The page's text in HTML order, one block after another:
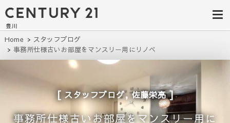
豊田市の中古
住宅・土地・
リノベ物件探
し｜センチュ
リー21豊川
建て・土地探しはセンチュリー21豊
川へ。豊田市内の最新物件情報を随
時更新中！駅近、建築条件無し、ペ
ット可、学区別など、お客様のこだ
わり条件に合わせて理想の物件を簡
単検索。
Home
スタッフブログ
事務所仕様古いお部屋をマンスリー用にリノベ
スタッフブログ,佐藤栄亮
事務所仕様古いお部屋をマンスリー用に